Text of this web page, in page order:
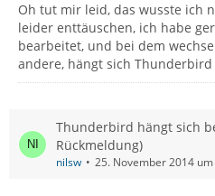
Oh tut mir leid, das wusste ich
leider enttäuschen, ich habe
bearbeitet, und bei dem
andere, hängt sich
Thunderbird hängt sich
Rückmeldung)
nilsw 25. November 2014